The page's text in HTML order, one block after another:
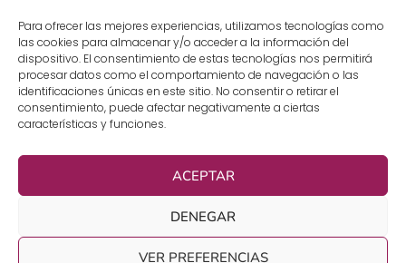
Para ofrecer las mejores experiencias, utilizamos tecnologías como
las cookies para almacenar y/o acceder a la información del
dispositivo. El consentimiento de estas tecnologías nos permitirá
procesar datos como el comportamiento de navegación o las
identificaciones únicas en este sitio. No consentir o retirar el
consentimiento, puede afectar negativamente a ciertas
características y funciones.
ACEPTAR
DENEGAR
VER PREFERENCIAS
CUIDADOS ESPECIALIZADOS
Cuidadoras de personas con Alzheimer
Cuidadoras de personas con Parkinson
Cuidadoras de personas con ELA
Cuidados especializados para personas que
Cuidados especializados para personas con